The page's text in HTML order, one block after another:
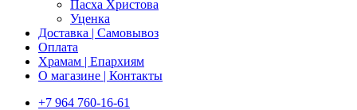
Пасха Христова
Уценка
Доставка | Самовывоз
Оплата
Храмам | Епархиям
О магазине | Контакты
+7 964 760-16-61